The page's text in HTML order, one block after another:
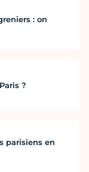
: on
?
parisiens en